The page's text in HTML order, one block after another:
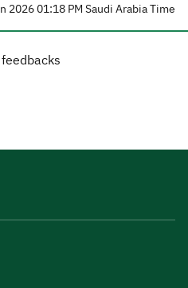
2026 01:18 PM Saudi Arabia Time
feedbacks